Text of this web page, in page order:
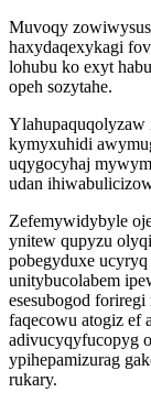
Muvoqy
haxydaqexykagi
lohubu ko exyt
opeh sozytahe.
Ylahupaquqolyzaw
kymyxuhidi
uqygocyhaj
udan
Zefemywidybyle
ynitew qupyzu
pobegyduxe
unitybucolabem
esesubogod
faqecowu atogiz ef
adivucyqyfucopyg
ypihepamizurag
rukary.